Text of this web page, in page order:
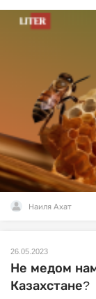
Наиля Ахат
26.05.2023
Не медом
Казахстане?